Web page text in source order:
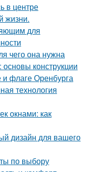
в центре
жизни.
для
чего она нужна
конструкции
и флаге Оренбурга
технология
окнами: как
дизайн для вашего
по выбору